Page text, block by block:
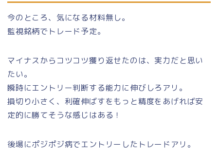
今のところ、気になる材料無し。
監視銘柄でトレード予定。
マイナスからコツコツ獲り返せたのは、実力だと思い
たい。
瞬時にエントリー判断する能力に伸びしろアリ。
損切り小さく、利確伸ばすをもっと精度をあげれば安
定的に勝てそうな感じはある！
後場にポジポジ病でエントリーしたトレードアリ。